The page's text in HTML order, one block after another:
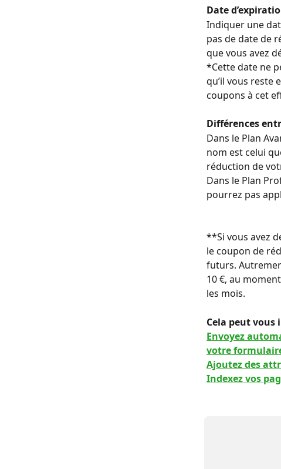
Date
Indiquer une
pas de date de
que vous avez
*Cette date ne
qu’il vous reste
coupons à cet
Différences
Dans le Plan
nom est celui
réduction de
Dans le Plan
pourrez pas
**Si vous avez
le coupon de
futurs.
10 €, au
les mois.
Cela peut vous
Envoyez
votre
Ajoutez des
Indexez vos